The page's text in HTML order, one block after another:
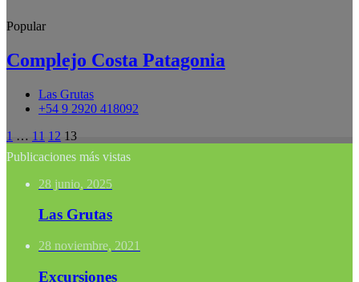
Popular
Complejo Costa Patagonia
Las Grutas
+54 9 2920 418092
1 … 11 12 13
Publicaciones más vistas
28 junio, 2025
Las Grutas
28 noviembre, 2021
Excursiones